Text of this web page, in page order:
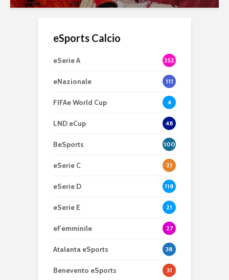
eSports Calcio
eSerie A 252
eNazionale 111
FIFAe World Cup 4
LND eCup 48
BeSports 100
eSerie C 21
eSerie D 118
eSerie E 21
eFemminile 27
Atalanta eSports 38
Benevento eSports 31